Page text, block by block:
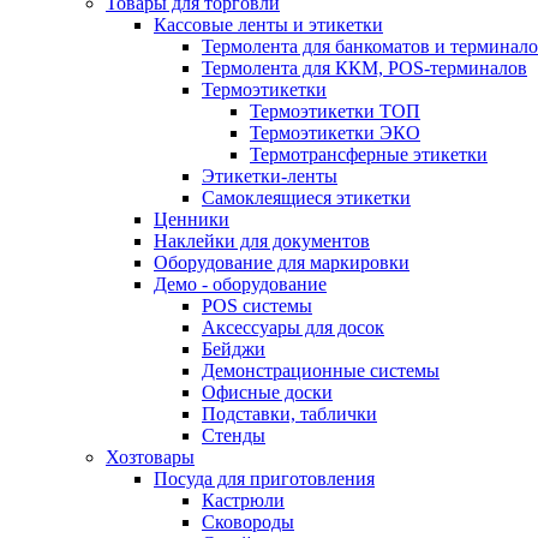
Кассовые ленты и этикетки
Термолента для банкоматов и
Термолента для ККМ, POS-терминалов
Термоэтикетки
Термоэтикетки ТОП
Термоэтикетки ЭКО
Термотрансферные этикетки
Этикетки-ленты
Самоклеящиеся этикетки
Ценники
Наклейки для документов
Оборудование для маркировки
Демо - оборудование
POS системы
Аксессуары для досок
Бейджи
Демонстрационные системы
Офисные доски
Подставки, таблички
Стенды
Хозтовары
Посуда для приготовления
Кастрюли
Сковороды